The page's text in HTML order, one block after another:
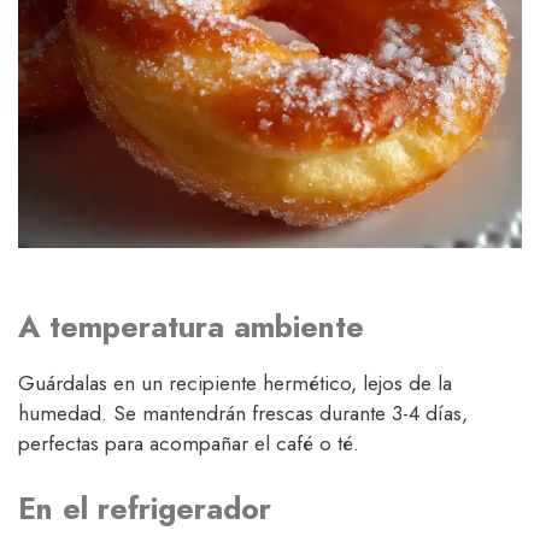
A temperatura ambiente
Guárdalas en un recipiente hermético, lejos de la
humedad. Se mantendrán frescas durante 3-4 días,
perfectas para acompañar el café o té.
En el refrigerador